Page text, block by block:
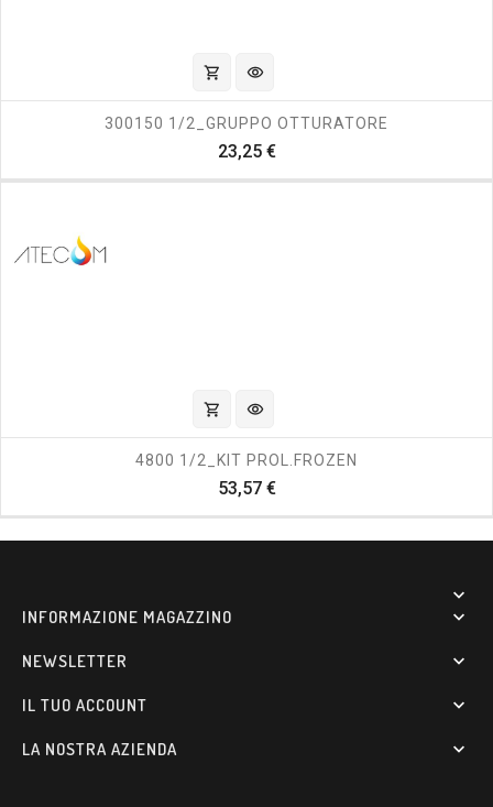
shopping_cart visibility
300150 1/2_GRUPPO OTTURATORE
23,25 €Prezzo
shopping_cart visibility
4800 1/2_KIT PROL.FROZEN
53,57 €Prezzo

INFORMAZIONE MAGAZZINO 
NEWSLETTER 
IL TUO ACCOUNT 
LA NOSTRA AZIENDA 